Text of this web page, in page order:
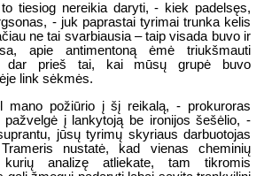
tiesiog nereikia daryti, - kiek padelsęs,
- juk paprastai tyrimai trunka kelis
ne tai svarbiausia – taip visada buvo ir
apie antimentoną ėmė triukšmauti
dar prieš tai, kai mūsų grupė buvo
link sėkmės.
mano požiūrio į šį reikalą, - prokuroras
pažvelgė į lankytoją be ironijos šešėlio, -
jūsų tyrimų skyriaus darbuotojas
nustatė, kad vienas cheminių
kurių analizę atliekate, tam tikromis